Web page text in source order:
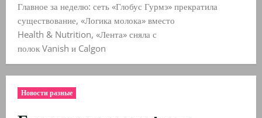
Главное за неделю: сеть «Глобус Гурмэ» прекратила
существование, «Логика молока» вместо
Health & Nutrition, «Лента» сняла с
полок Vanish и Calgon
Новости разные